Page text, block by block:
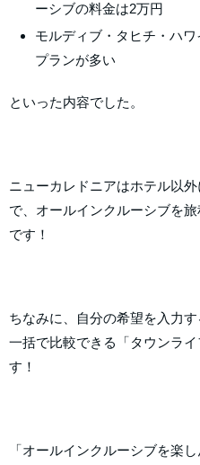
ーシブの料金は2万円
モルディブ・タヒチ・ハ
プランが多い
といった内容でした。
ニューカレドニアはホテル以
で、オールインクルーシブを
です！
ちなみに、自分の希望を入力
一括で比較できる「タウンラ
す！
「オールインクルーシブを楽